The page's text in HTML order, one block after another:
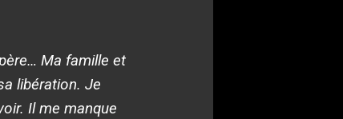
Ma famille et
libération. Je
Il me manque